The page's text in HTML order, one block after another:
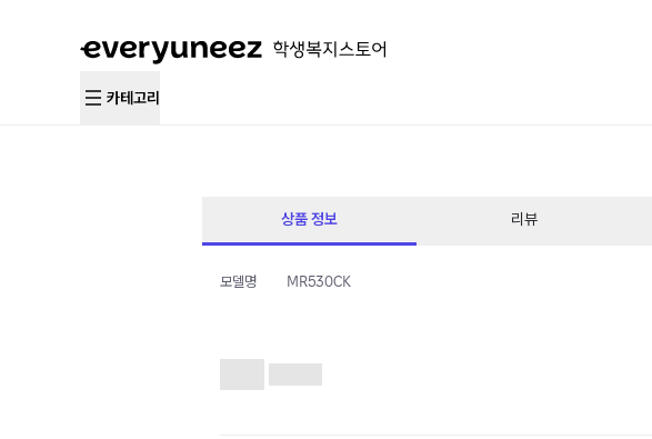
카테고리
상품 정보 리뷰
모델명 MR530CK